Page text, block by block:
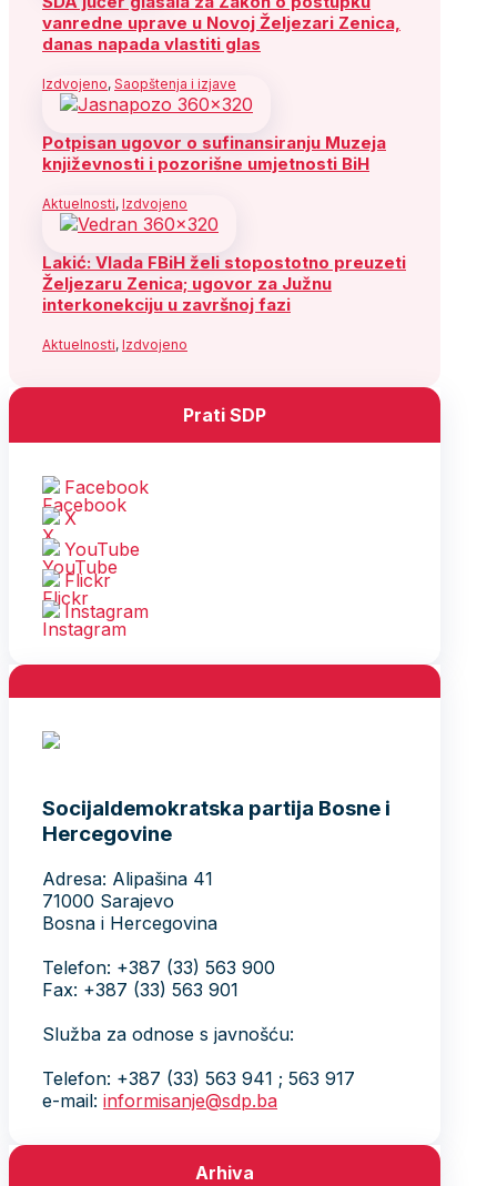
vanredne uprave u Novoj Željezari Zenica,
danas napada vlastiti glas
Izdvojeno, Saopštenja i izjave
Potpisan ugovor o sufinansiranju Muzeja
književnosti i pozorišne umjetnosti BiH
Aktuelnosti, Izdvojeno
Lakić: Vlada FBiH želi stopostotno preuzeti
Željezaru Zenica; ugovor za Južnu
interkonekciju u završnoj fazi
Aktuelnosti, Izdvojeno
Prati SDP
Facebook
X
YouTube
Flickr
Instagram
Socijaldemokratska partija Bosne i
Hercegovine
Adresa: Alipašina 41
71000 Sarajevo
Bosna i Hercegovina
Telefon: +387 (33) 563 900
Fax: +387 (33) 563 901
Služba za odnose s javnošću:
Telefon: +387 (33) 563 941 ; 563 917
e-mail: informisanje@sdp.ba
Arhiva